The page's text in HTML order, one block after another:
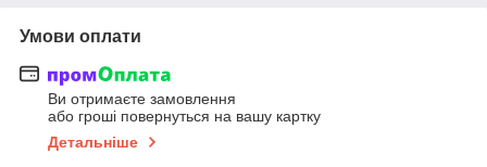
Умови оплати
Ви отримаєте замовлення
або гроші повернуться на вашу картку
Детальніше